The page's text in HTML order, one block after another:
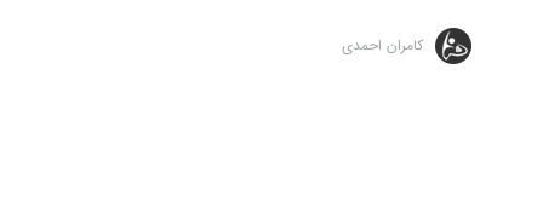
کامران احمدی